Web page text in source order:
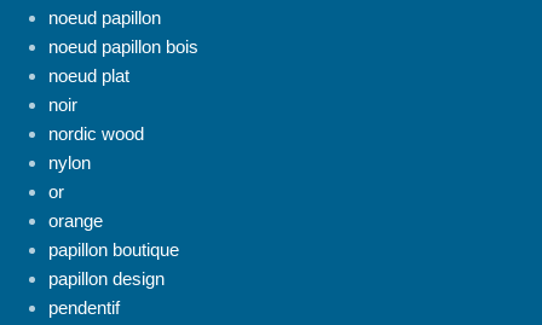
noeud papillon
noeud papillon bois
noeud plat
noir
nordic wood
nylon
or
orange
papillon boutique
papillon design
pendentif